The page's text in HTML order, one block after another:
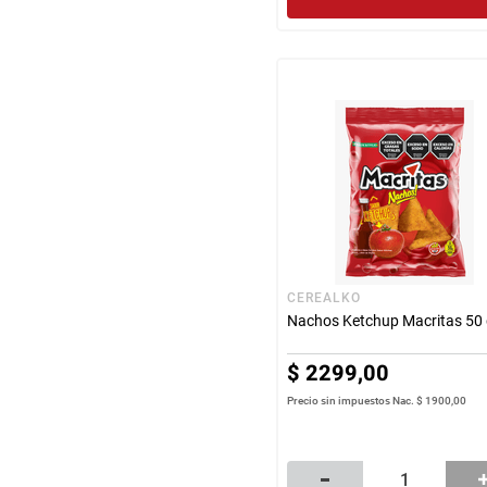
CEREALKO
Nachos Ketchup Macritas 50
$ 2299,00
Precio sin impuestos Nac.$ 1900,00